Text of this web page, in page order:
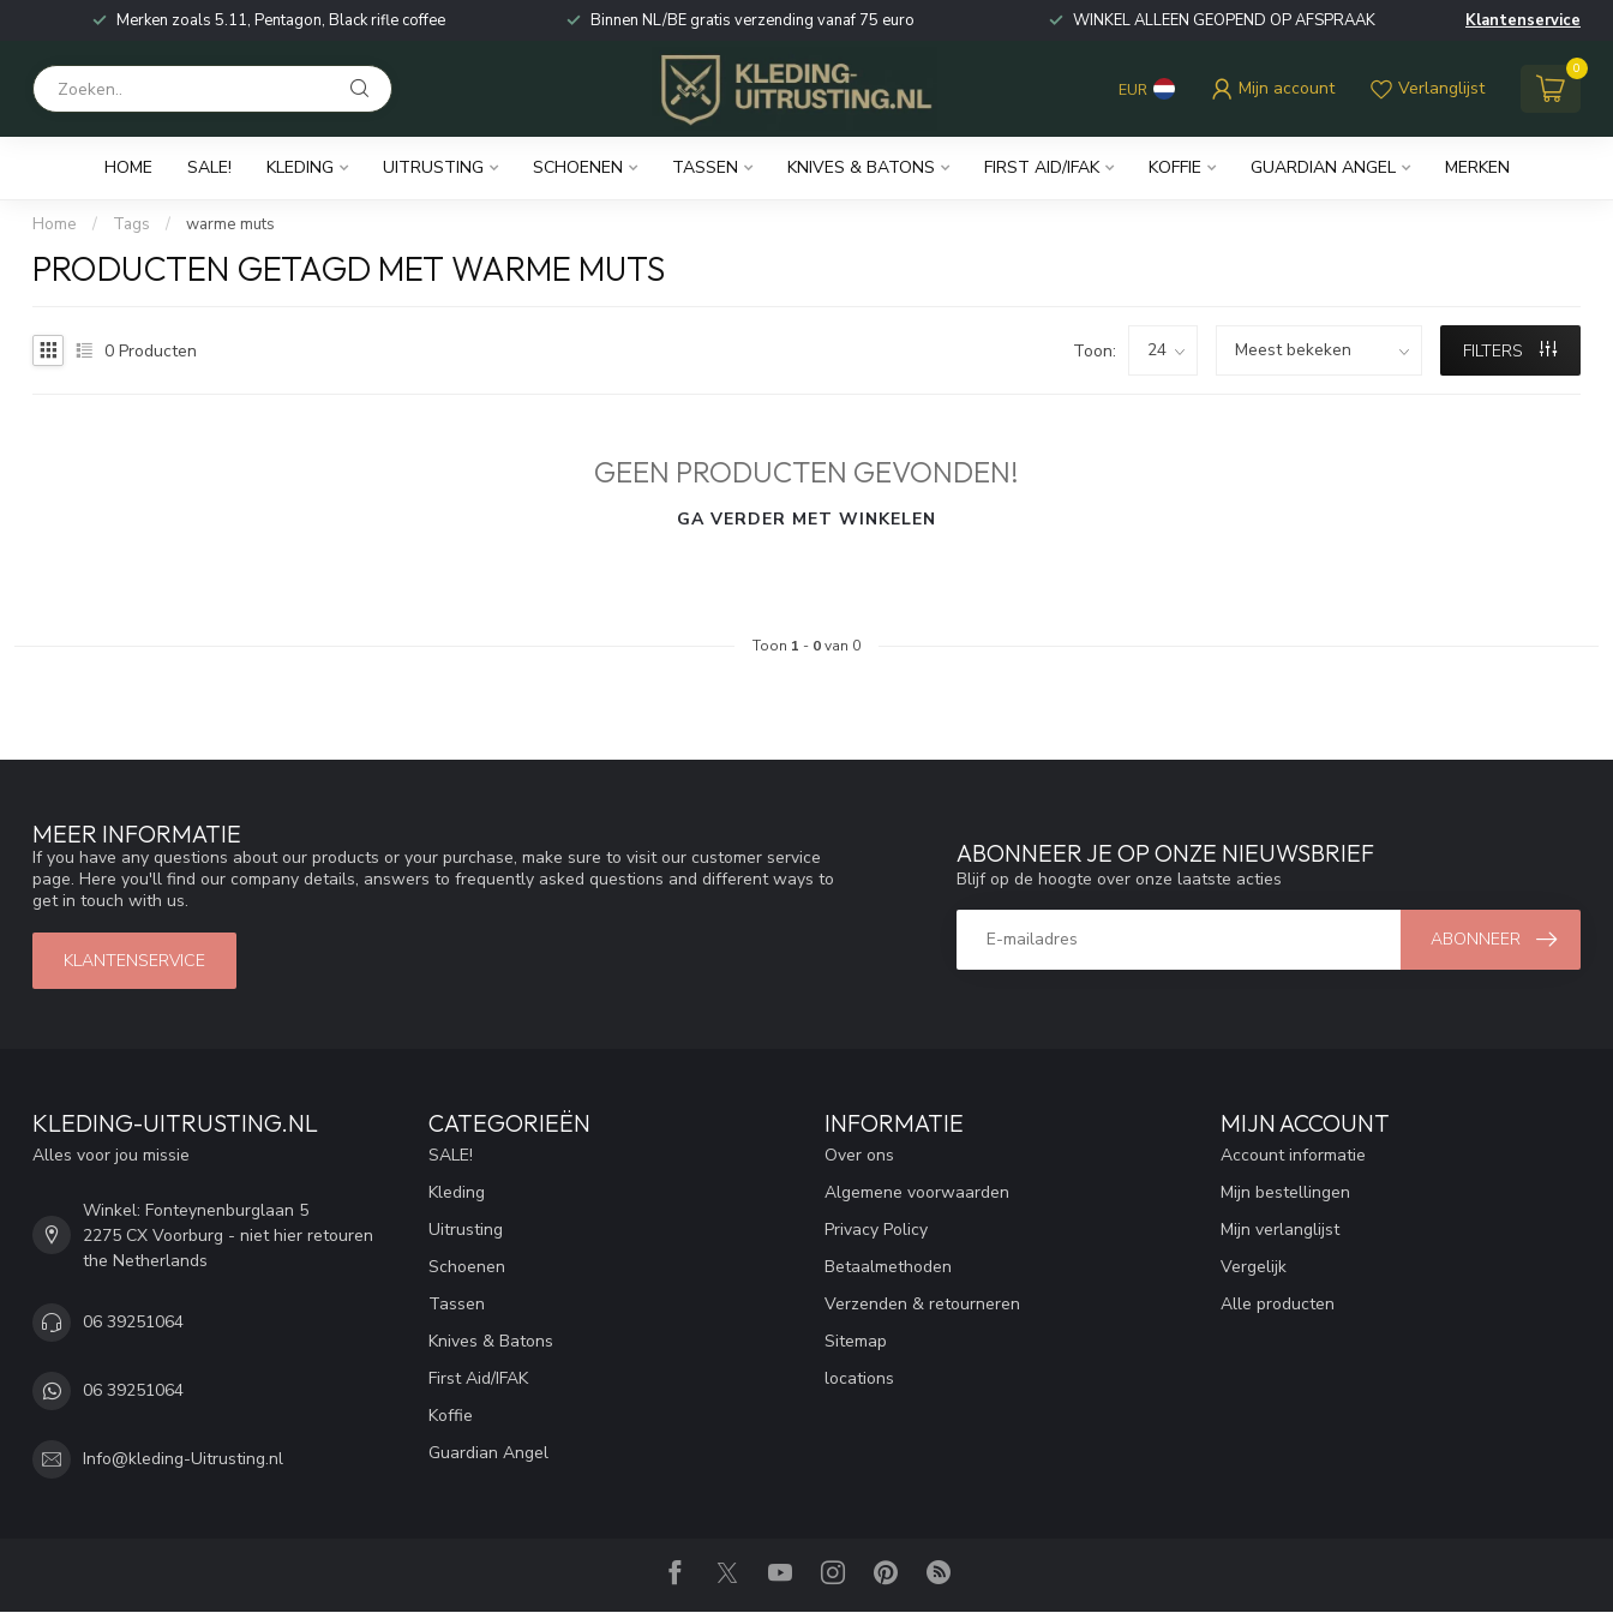
Merken zoals 5.11, Pentagon, Black rifle coffee Binnen NL/BE gratis verzending vanaf 75 euro WINKEL ALLEEN GEOPEND OP AFSPRAAK Klantenservice
EUR Mijn account Verlanglijst
0
HOME SALE! KLEDING UITRUSTING SCHOENEN TASSEN KNIVES & BATONS FIRST AID/IFAK KOFFIE GUARDIAN ANGEL MERKEN
Home / Tags / warme muts
PRODUCTEN GETAGD MET WARME MUTS
0 Producten Toon: FILTERS
GEEN PRODUCTEN GEVONDEN!
GA VERDER MET WINKELEN
Toon 1 - 0van 0
MEER INFORMATIE
If you have any questions about our products or your purchase, make sure to visit our customer service
page. Here you'll find our company details, answers to frequently asked questions and different ways to
get in touch with us.
KLANTENSERVICE
ABONNEER JE OP ONZE NIEUWSBRIEF
Blijf op de hoogte over onze laatste acties
ABONNEER
KLEDING-UITRUSTING.NL
Alles voor jou missie
Winkel: Fonteynenburglaan 5
2275 CX Voorburg - niet hier retouren
the Netherlands
06 39251064
06 39251064
Info@kleding-Uitrusting.nl
CATEGORIEËN
SALE!
Kleding
Uitrusting
Schoenen
Tassen
Knives & Batons
First Aid/IFAK
Koffie
Guardian Angel
INFORMATIE
Over ons
Algemene voorwaarden
Privacy Policy
Betaalmethoden
Verzenden & retourneren
Sitemap
locations
MIJN ACCOUNT
Account informatie
Mijn bestellingen
Mijn verlanglijst
Vergelijk
Alle producten